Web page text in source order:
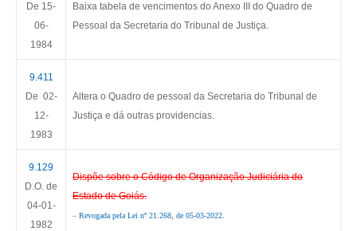
De 15-
06-
1984
Baixa tabela de vencimentos do Anexo III do Quadro de
Pessoal da Secretaria do Tribunal de Justiça.
9.411
De 02-
12-
1983
Altera o Quadro de pessoal da Secretaria do Tribunal de
Justiça e dá outras providencias.
9.129
D.O. de
04-01-
1982
Dispõe sobre o Código de Organização Judiciária do
Estado de Goiás.
– Revogada pela Lei nº 21.268, de 05-03-2022